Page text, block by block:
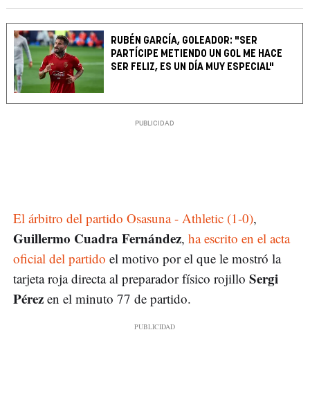
RUBÉN GARCÍA, GOLEADOR: "SER
PARTÍCIPE METIENDO UN GOL ME HACE
SER FELIZ, ES UN DÍA MUY ESPECIAL"
El árbitro del partido Osasuna - Athletic (1-0),
Guillermo Cuadra Fernández, ha escrito en el acta
oficial del partido el motivo por el que le mostró la
tarjeta roja directa al preparador físico rojillo Sergi
Pérez en el minuto 77 de partido.